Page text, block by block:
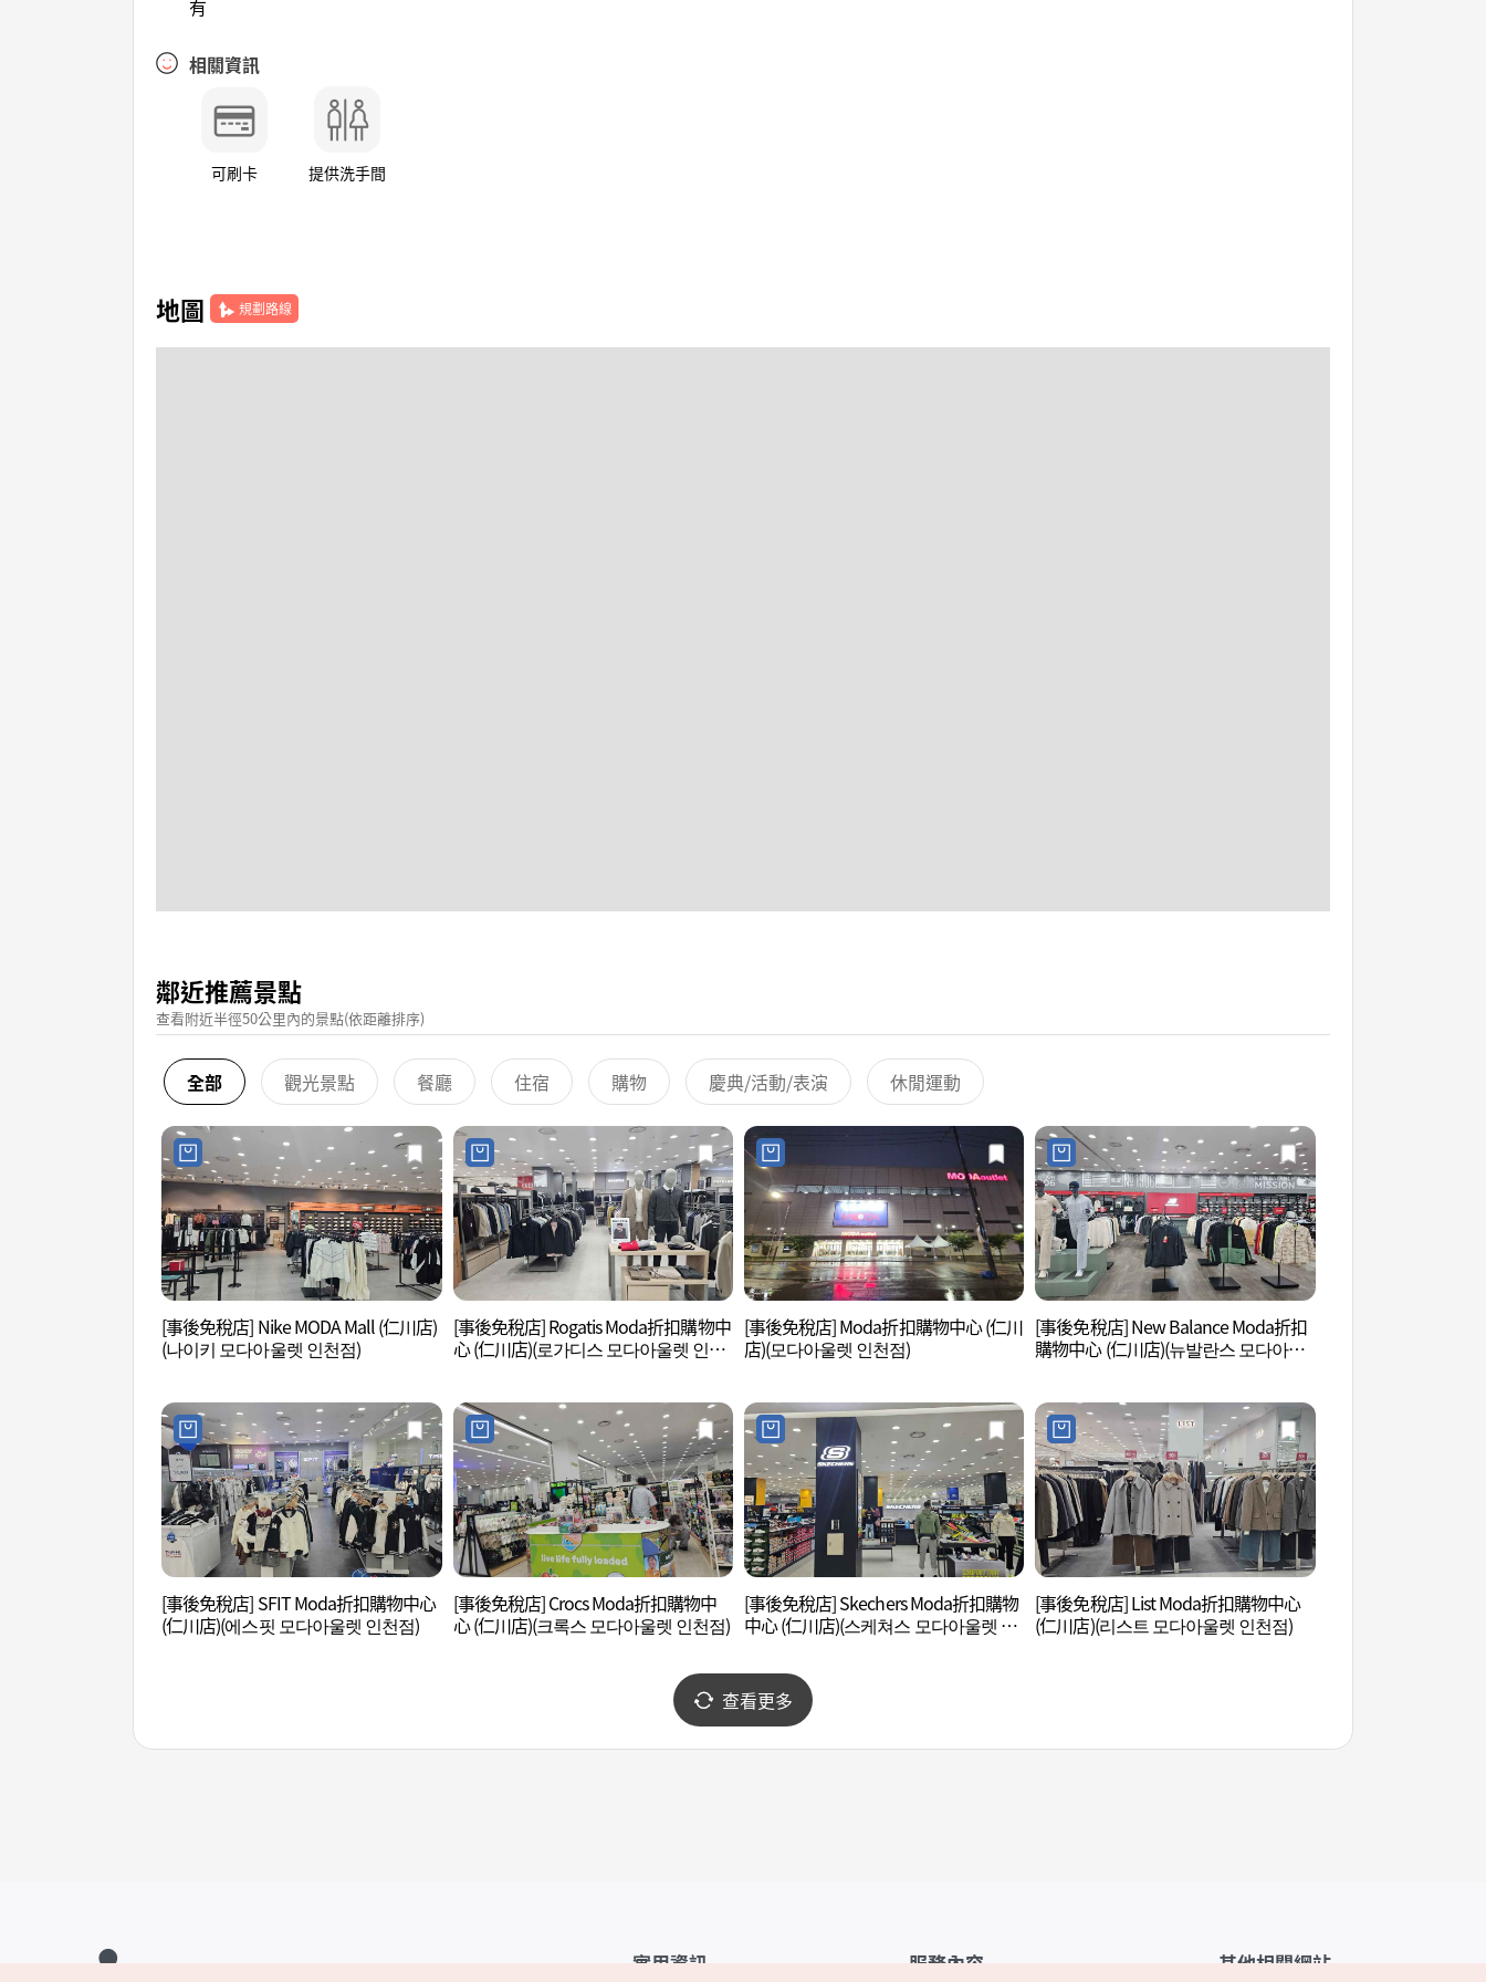
有
相關資訊
可刷卡 提供洗手間
地圖 規劃路線
鄰近推薦景點
查看附近半徑50公里內的景點(依距離排序)
全部 觀光景點 餐廳 住宿 購物 慶典/活動/表演 休閒運動
[事後免稅店] Nike MODA Mall (仁川店)
(나이키 모다아울렛 인천점)
[事後免稅店] Rogatis Moda折扣購物中
心 (仁川店)(로가디스 모다아울렛 인천
[事後免稅店] Moda折扣購物中心 (仁川
店)(모다아울렛 인천점)
[事後免稅店] New Balance Moda折扣
購物中心 (仁川店)(뉴발란스 모다아울
[事後免稅店] SFIT Moda折扣購物中心
(仁川店)(에스핏 모다아울렛 인천점)
[事後免稅店] Crocs Moda折扣購物中
心 (仁川店)(크록스 모다아울렛 인천점)
[事後免稅店] Skechers Moda折扣購物
中心 (仁川店)(스케쳐스 모다아울렛 인
[事後免稅店] List Moda折扣購物中心
(仁川店)(리스트 모다아울렛 인천점)
查看更多
實用資訊 服務內容 其他相關網站